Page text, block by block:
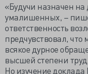
«Будучи назначен
умалишенных, –
ответственность
предчувствовал,
всякое дурное
высшей степени
Но изучение